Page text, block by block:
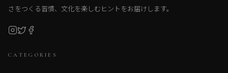
さをつくる習慣、文化を楽しむヒントをお届けします。
CATEGORIES